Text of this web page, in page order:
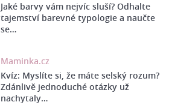
Jaké barvy vám nejvíc sluší? Odhalte
tajemství barevné typologie a naučte
se…
Maminka.cz
Kvíz: Myslíte si, že máte selský rozum?
Zdánlivě jednoduché otázky už
nachytaly…